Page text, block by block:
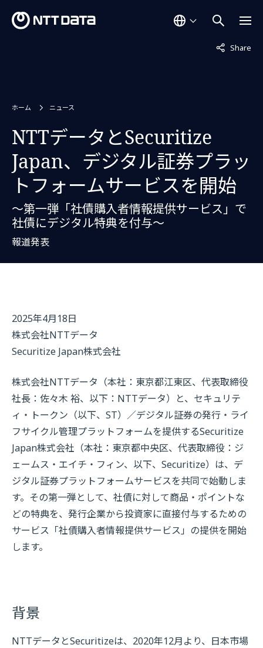
Share
非表示中
ホーム ニュース
NTTデータとSecuritize
Japan、デジタル証券プラッ
トフォームサービスを開始
～第一弾「社債購入者情報提供サービス」で
社債にデジタル特典を付与～
報道発表
2025年4月18日
株式会社NTTデータ
Securitize Japan株式会社
株式会社NTTデータ（本社：東京都江東区、代表取締役
社長：佐々木 裕、以下：NTTデータ）と、セキュリテ
ィ・トークン（以下、ST）／デジタル証券の発行・ライ
フサイクル管理プラットフォームを提供するSecuritize
Japan株式会社（本社：東京都中央区、代表取締役：ジ
ェームス・エイチ・フィン、以下、Securitize）は、デ
ジタル証券プラットフォームサービスを共同で始動しま
す。その第一弾として、社債に対して商品・ポイントな
どの特典を、発行企業から投資家に直接付与するための
サービス「社債購入者情報提供サービス」の提供を開始
します。
背景
NTTデータとSecuritizeは、2020年12月より、日本市場